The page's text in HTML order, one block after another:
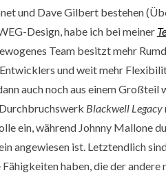
und Dave Gilbert bestehen
Design, habe ich bei meiner
Team besitzt mehr
und weit mehr
auch noch aus einem
Blackwell Legacy
ein, während Johnny Mallone
angewiesen ist. Letztendlich
haben, die der